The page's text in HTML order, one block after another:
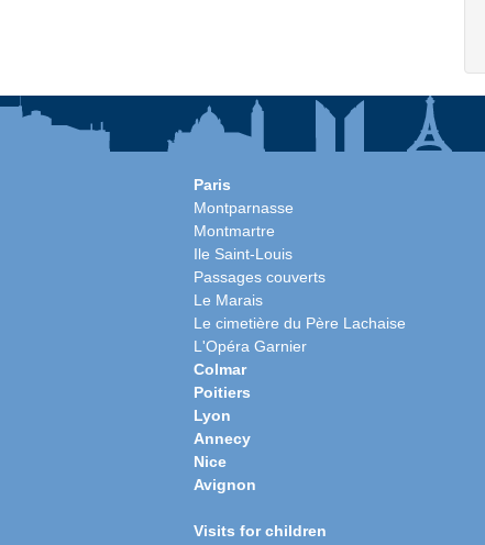
Paris
Montparnasse
Montmartre
Ile Saint-Louis
Passages couverts
Le Marais
Le cimetière du Père Lachaise
L'Opéra Garnier
Colmar
Poitiers
Lyon
Annecy
Nice
Avignon
Visits for children